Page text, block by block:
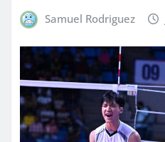
Samuel Rodriguez